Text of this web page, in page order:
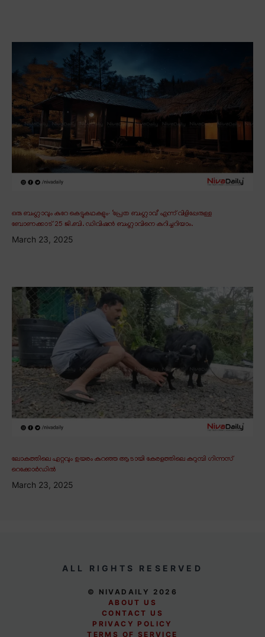
ഒരു ബംഗ്ലാവും കുറേ കെട്ടുകഥകളും∙ ‘പ്രേത ബംഗ്ലാവ്’ എന്ന് വിളിപ്പേരുള്ള
ബോണക്കാട് 25 ജി.ബി. ഡിവിഷൻ ബംഗ്ലാവിനെ കുറിച്ചറിയാം.
March 23, 2025
ലോകത്തിലെ ഏറ്റവും ഉയരം കുറഞ്ഞ ആടായി കേരളത്തിലെ കറുമ്പി ഗിന്നസ്
റെക്കോർഡിൽ
March 23, 2025
ALL RIGHTS RESERVED
© NIVADAILY 2026
ABOUT US
CONTACT US
PRIVACY POLICY
TERMS OF SERVICE